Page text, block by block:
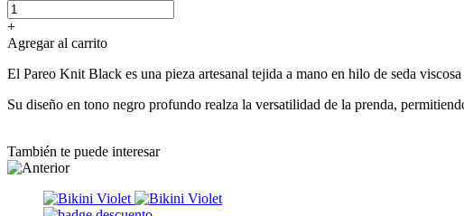
+
Agregar al carrito
El Pareo Knit Black es una pieza artesanal tejida a mano en hilo de seda
Su diseño en tono negro profundo realza la versatilidad de la prenda,
También te puede interesar